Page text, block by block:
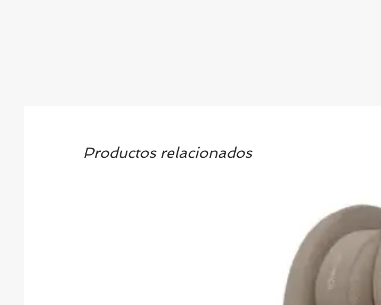
Productos relacionados